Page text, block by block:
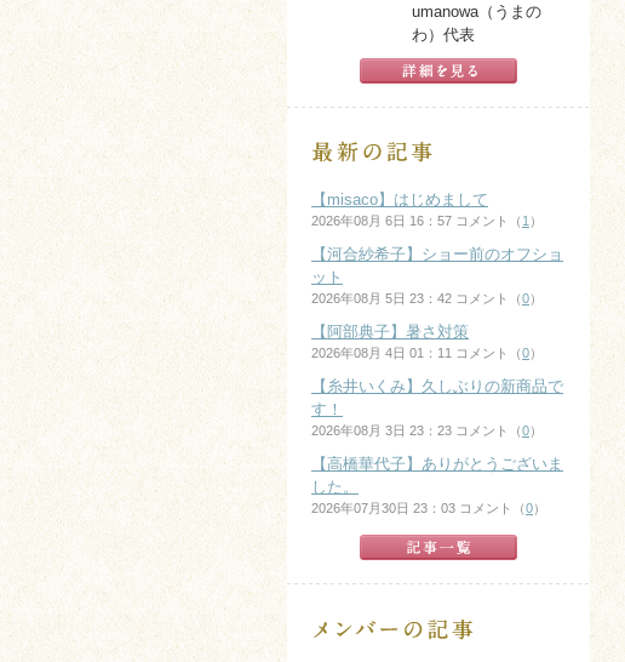
umanowa（うまの
わ）代表
【misaco】はじめまして
2026年08月 6日 16：57 コメント（ 1 ）
【河合紗希子】ショー前のオフショ
ット
2026年08月 5日 23：42 コメント（0）
【阿部典子】暑さ対策
2026年08月 4日 01：11 コメント（0）
【糸井いくみ】久しぶりの新商品で
す！
2026年08月 3日 23：23 コメント（0）
【高橋華代子】ありがとうございま
した。
2026年07月30日 23：03 コメント（0）